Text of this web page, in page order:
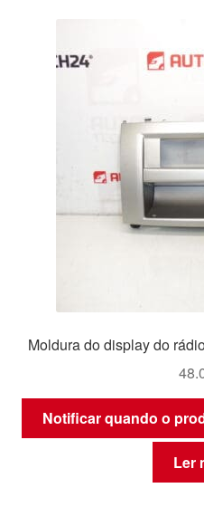
Moldura do display do
Notificar quando o
Ler